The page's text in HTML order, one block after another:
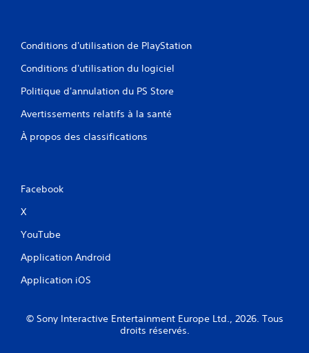
Conditions d'utilisation de PlayStation
Conditions d'utilisation du logiciel
Politique d'annulation du PS Store
Avertissements relatifs à la santé
À propos des classifications
Facebook
X
YouTube
Application Android
Application iOS
© Sony Interactive Entertainment Europe Ltd., 2026. Tous
droits réservés.